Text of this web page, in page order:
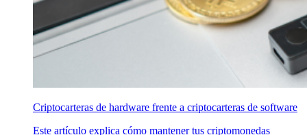
Criptocarteras de hardware frente a criptocarteras de software
Este artículo explica cómo mantener tus criptomonedas